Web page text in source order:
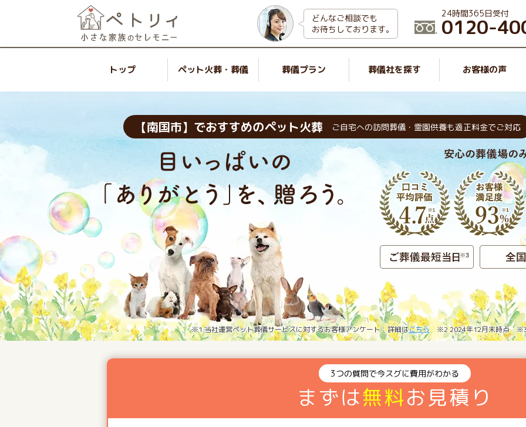
どんなご相談でも
お待ちしております。
24時間365日受付
0120-
トップ ペット火葬・葬儀 葬儀プラン 葬儀社を探す お客様の声
【南国市】でおすすめのペット火葬 ご自宅への訪問葬儀・霊園供養も適正料金でご対応
※1 当社運営ペット葬儀サービスに対するお客様アンケート：詳細はこちら※2 2024年12月末時点 ※3
3つの質問で今スグに費用がわかる
まずは無料お見積り